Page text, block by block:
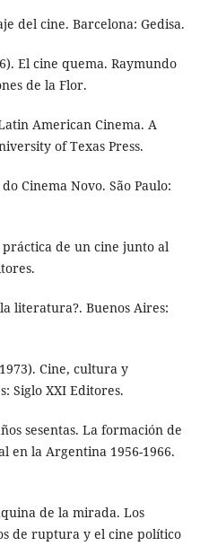
del cine. Barcelona: Gedisa.
El cine quema. Raymundo
de la Flor.
American Cinema. A
of Texas Press.
Cinema Novo. São Paulo:
práctica de un cine junto al
la literatura?. Buenos Aires:
Cine, cultura y
Siglo XXI Editores.
sesentas. La formación de
en la Argentina 1956-1966.
de la mirada. Los
de ruptura y el cine político